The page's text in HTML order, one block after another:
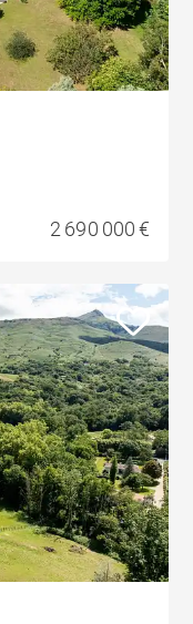
2 690 000 €